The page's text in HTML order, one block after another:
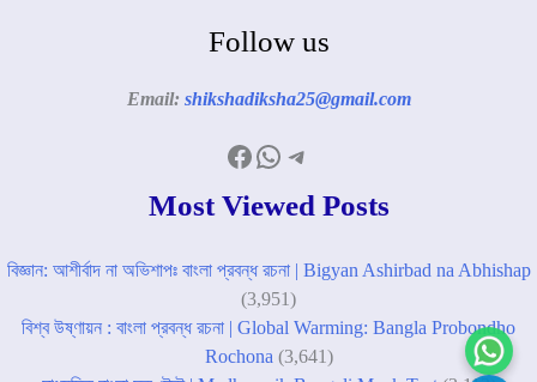
Follow us
Email: shikshadiksha25@gmail.com
Facebook
WhatsApp
Telegram
Most Viewed Posts
বিজ্ঞান: আশীর্বাদ না অভিশাপঃ বাংলা প্রবন্ধ রচনা | Bigyan Ashirbad na Abhishap
(3,951)
বিশ্ব উষ্ণায়ন : বাংলা প্রবন্ধ রচনা | Global Warming: Bangla Probondho
Rochona (3,641)